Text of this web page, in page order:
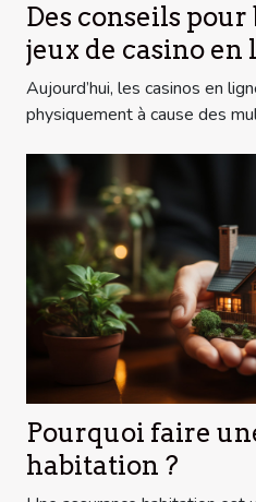
Des conseils
jeux de casino en
Aujourd’hui, les casinos en
physiquement à cause des
Pourquoi faire
habitation ?